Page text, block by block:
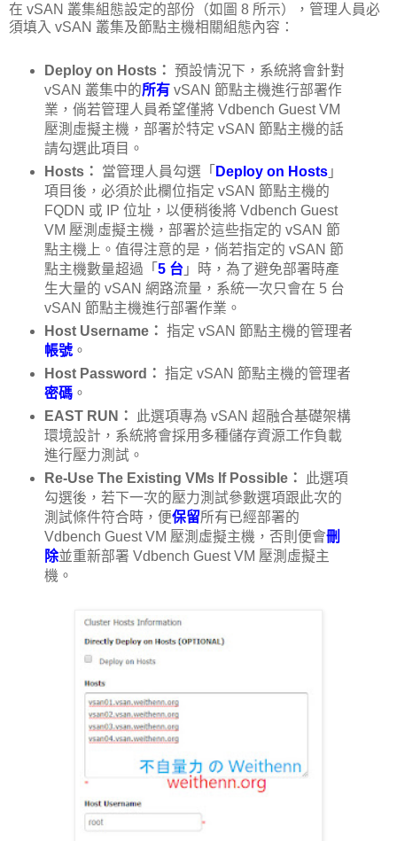
在 vSAN 叢集組態設定的部份（如圖 8 所示），管理人員必
須填入 vSAN 叢集及節點主機相關組態內容：
Deploy on Hosts： 預設情況下，系統將會針對
vSAN 叢集中的所有vSAN 節點主機進行部署作
業，倘若管理人員希望僅將 Vdbench Guest VM
壓測虛擬主機，部署於特定 vSAN 節點主機的話
請勾選此項目。
Hosts：
當管理人員勾選「 Deploy on Hosts」
項目後，必須於此欄位指定 vSAN 節點主機的
FQDN 或 IP 位址，以便稍後將 Vdbench Guest
VM 壓測虛擬主機，部署於這些指定的 vSAN 節
點主機上。值得注意的是，倘若指定的 vSAN 節
點主機數量超過「 5 台」時，為了避免部署時產
生大量的 vSAN 網路流量，系統一次只會在 5 台
vSAN 節點主機進行部署作業。
Host Username： 指定 vSAN 節點主機的管理者
帳號。
Host Password： 指定 vSAN 節點主機的管理者
密碼。
EAST RUN：
此選項專為 vSAN 超融合基礎架構
環境設計，系統將會採用多種儲存資源工作負載
進行壓力測試。
Re-Use The Existing VMs If Possible：
此選項
勾選後，若下一次的壓力測試參數選項跟此次的
測試條件符合時，便保留所有已經部署的
Vdbench Guest VM 壓測虛擬主機，否則便會刪
除並重新部署 Vdbench Guest VM 壓測虛擬主
機。